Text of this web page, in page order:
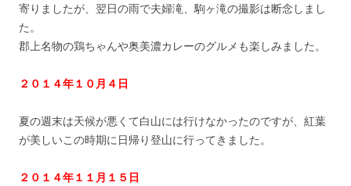
寄りましたが、翌日の雨で夫婦滝、駒ヶ滝の撮影は断念しまし
た。
郡上名物の鶏ちゃんや奥美濃カレーのグルメも楽しみました。
２０１４年１０月４日
夏の週末は天候が悪くて白山には行けなかったのですが、紅葉
が美しいこの時期に日帰り登山に行ってきました。
２０１４年１１月１５日